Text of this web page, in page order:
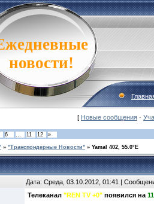
новости!
[ Новые сообщения ·
6 … 11 12 »
» "Транспондерные Новости" » Yamal 402, 55.0°E
Дата: Среда, 03.10.2012, 01:41 |
Телеканал "REN TV +0" появился на